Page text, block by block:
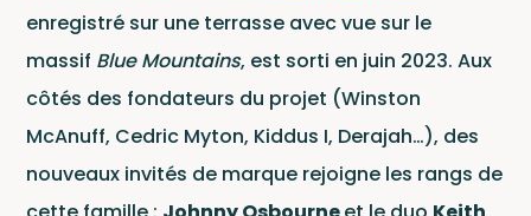
enregistré sur une terrasse avec vue sur le
massif Blue Mountains, est sorti en juin 2023. Aux
côtés des fondateurs du projet (Winston
McAnuff, Cedric Myton, Kiddus I, Derajah…), des
nouveaux invités de marque rejoigne les rangs de
Ce site est protégé par reCAPTCHA et Google
Politique de confidentialitéet